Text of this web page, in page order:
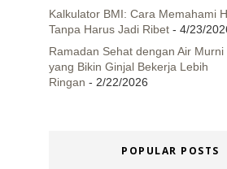
Kalkulator BMI: Cara Memahami
Tanpa Harus Jadi Ribet - 4/23/
Ramadan Sehat dengan Air Murni
yang Bikin Ginjal Bekerja Lebih
Ringan - 2/22/2026
POPULAR POSTS